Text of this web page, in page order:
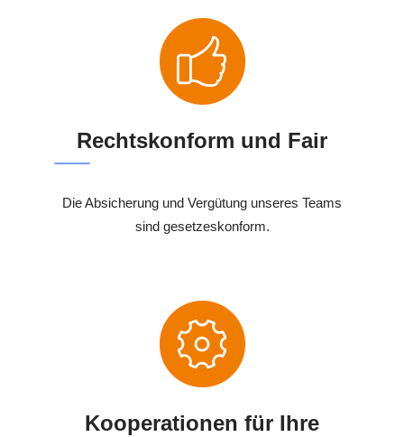
Rechtskonform und Fair
Die Absicherung und Vergütung unseres Teams
sind gesetzeskonform.
Kooperationen für Ihre